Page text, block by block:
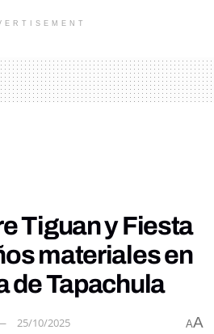
Tiguan y Fiesta
materiales en
de Tapachula
25/10/2025 AA